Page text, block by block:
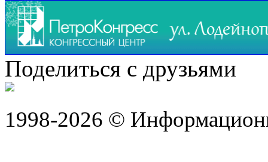
Поделиться с друзьями
1998-2026 ©